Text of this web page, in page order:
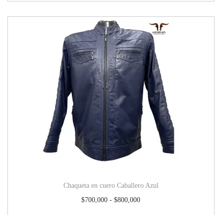
Chaqueta en cuero Caballero Azul
$700,000 - $800,000